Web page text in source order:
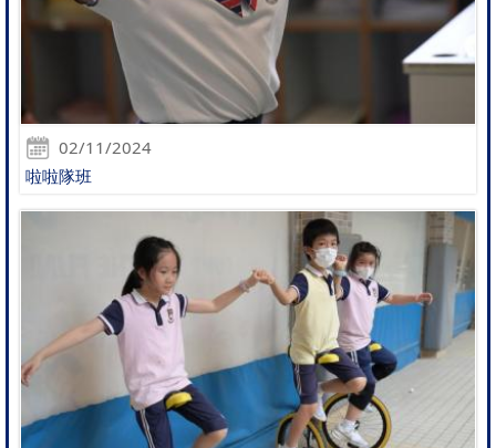
02/11/2024
啦啦隊班